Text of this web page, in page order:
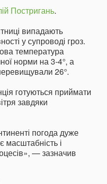
Постригань.
випадають
у супроводі гроз.
температура
норми на 3-4°, а
26°.
готуються приймати
завдяки
погода дуже
масштабність і
— зазначив